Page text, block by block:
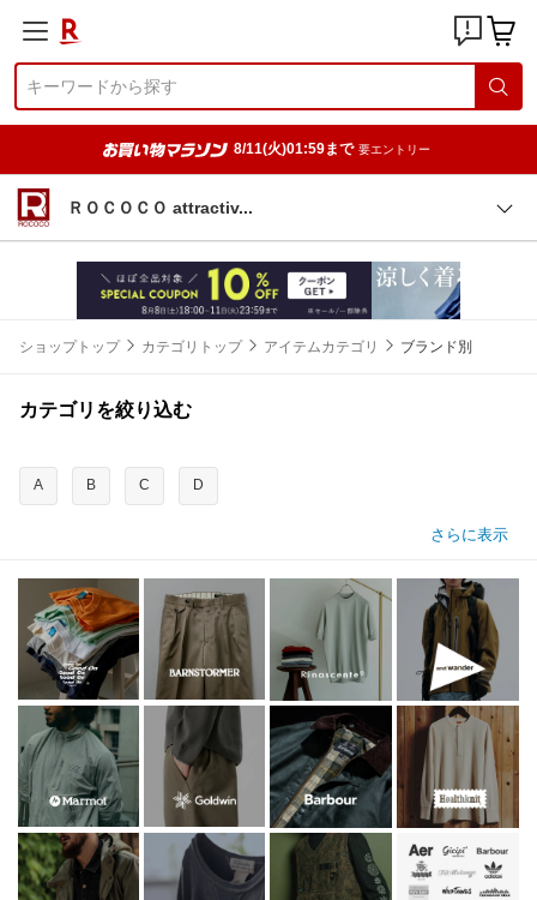
8/11(火)01:59まで 要エントリー
ＲＯＣＯＣＯ attractiv
ショップトップ カテゴリトップ アイテムカテゴリ ブランド別
カテゴリを絞り込む
A B C D
さらに表示